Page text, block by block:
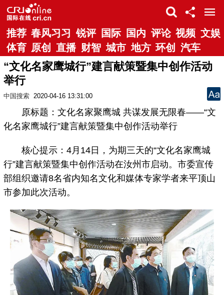
推荐 春风习习 锐评 国际 国内 评论 视频 文娱
体育 原创 直播 财智 城市 地方 环创 汽车
“文化名家鹰城行”建言献策暨集中创作活动
举行
中国搜索 2020-04-16 13:31:00
原标题：文化名家聚鹰城 共谋发展无限春——“文
化名家鹰城行”建言献策暨集中创作活动举行
核心提示：4月14日，为期三天的“文化名家鹰城
行”建言献策暨集中创作活动在汝州市启动。市委宣传
部组织邀请8名省内知名文化和媒体专家学者来平顶山
市参加此次活动。